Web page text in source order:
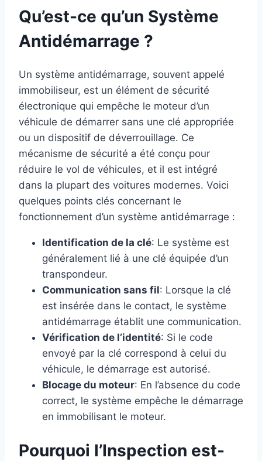
Qu’est-ce qu’un Système
Antidémarrage ?
Un système antidémarrage, souvent appelé
immobiliseur, est un élément de sécurité
électronique qui empêche le moteur d’un
véhicule de démarrer sans une clé appropriée
ou un dispositif de déverrouillage. Ce
mécanisme de sécurité a été conçu pour
réduire le vol de véhicules, et il est intégré
dans la plupart des voitures modernes. Voici
quelques points clés concernant le
fonctionnement d’un système antidémarrage :
Identification de la clé: Le système est
généralement lié à une clé équipée d’un
transpondeur.
Communication sans fil: Lorsque la clé
est insérée dans le contact, le système
antidémarrage établit une communication.
Vérification de l’identité: Si le code
envoyé par la clé correspond à celui du
véhicule, le démarrage est autorisé.
Blocage du moteur: En l’absence du code
correct, le système empêche le démarrage
en immobilisant le moteur.
Pourquoi l’Inspection est-